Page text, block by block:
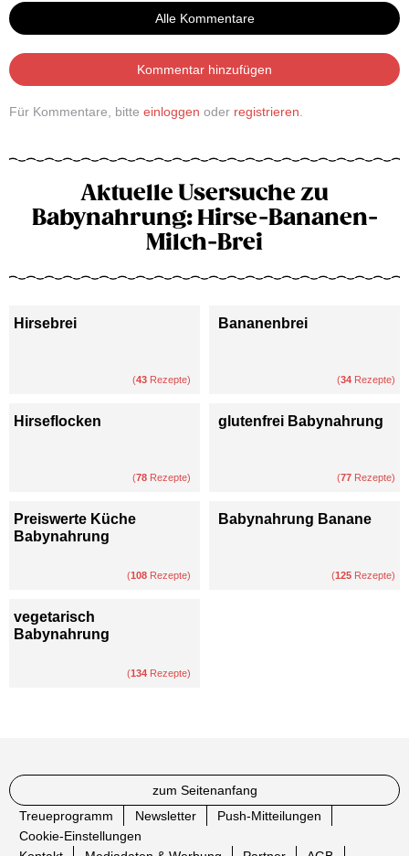
Alle Kommentare
Kommentar hinzufügen
Für Kommentare, bitte einloggen oder registrieren
Aktuelle Usersuche zu
Babynahrung: Hirse-Bananen-
Milch-Brei
Hirsebrei
(43 Rezepte)
Bananenbrei
(34 Rezepte)
Hirseflocken
(78 Rezepte)
glutenfrei Babynahrung
(77 Rezepte)
Preiswerte Küche
Babynahrung
(108 Rezepte)
Babynahrung Banane
(125 Rezepte)
vegetarisch
Babynahrung
(134 Rezepte)
zum Seitenanfang
Treueprogramm
Newsletter
Push-Mitteilungen
Cookie-Einstellungen